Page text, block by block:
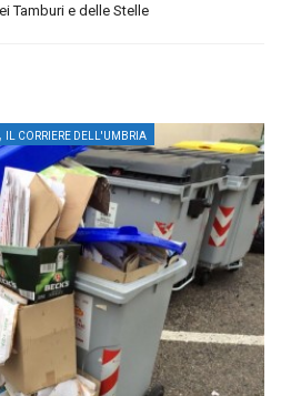
Tamburi e delle Stelle
, IL CORRIERE DELL'UMBRIA